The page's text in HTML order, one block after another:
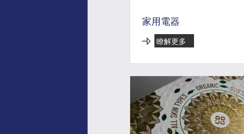
家用電器
瞭解更多